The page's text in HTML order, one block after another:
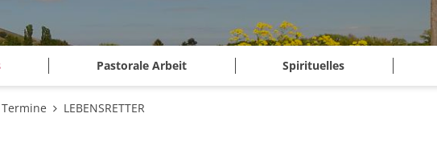
Pastorale Arbeit Spirituelles
Termine LEBENSRETTER